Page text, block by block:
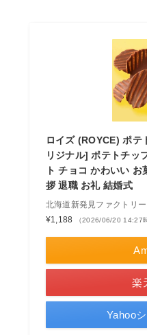
ロイズ (ROYCE) ポテ
リジナル] ポテトチッ
ト チョコ かわいい
拶 退職 お礼 結婚式
北海道新発見ファクトリー
¥1,188
（2026/06/20 14:27
楽
Yahoo